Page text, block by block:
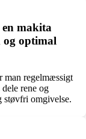
makita
og optimal
man regelmæssigt
rene og
støvfri omgivelse.